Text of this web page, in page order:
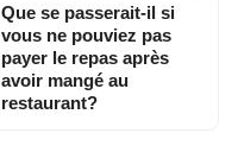
Que se passerait-il si
vous ne pouviez pas
payer le repas après
avoir mangé au
restaurant?